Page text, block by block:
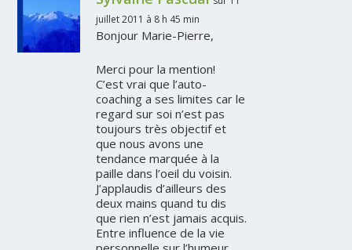
juillet 2011 à 8 h 45 min
Bonjour Marie-Pierre,
Merci pour la mention!
C’est vrai que l’auto-
coaching a ses limites car le
regard sur soi n’est pas
toujours très objectif et
que nous avons une
tendance marquée à la
paille dans l’oeil du voisin.
J’applaudis d’ailleurs des
deux mains quand tu dis
que rien n’est jamais acquis.
Entre influence de la vie